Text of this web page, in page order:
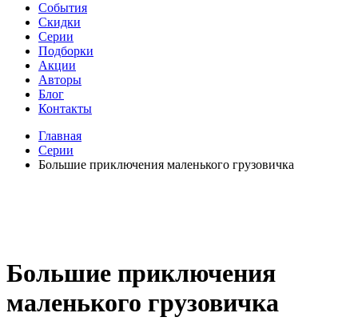
События
Скидки
Серии
Подборки
Акции
Авторы
Блог
Контакты
Главная
Серии
Большие приключения маленького грузовичка
Большие приключения
маленького грузовичка